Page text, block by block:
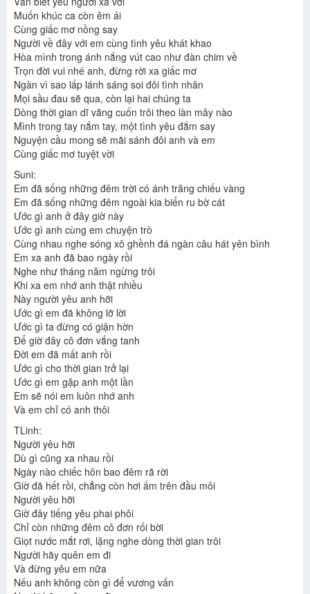
Muốn khúc ca còn êm ái
Cùng giấc mơ nồng say
Người về đây với em cùng tình yêu khát khao
Hòa mình trong ánh nắng vút cao như đàn chim về
Trọn đời vui nhé anh, đừng rời xa giấc mơ
Ngàn vì sao lấp lánh sáng soi đôi tình nhân
Mọi sầu đau sẽ qua, còn lại hai chúng ta
Dòng thời gian dĩ vãng cuốn trôi theo làn mây nào
Mình trong tay nắm tay, một tình yêu đắm say
Nguyện cầu mong sẽ mãi sánh đôi anh và em
Cùng giấc mơ tuyệt vời
Suni:
Em đã sống những đêm trời có ánh trăng chiếu vàng
Em đã sống những đêm ngoài kia biển ru bờ cát
Ước gì anh ở đây giờ này
Ước gì anh cùng em chuyện trò
Cùng nhau nghe sóng xô ghềnh đá ngàn câu hát yên bình
Em xa anh đã bao ngày rồi
Nghe như tháng năm ngừng trôi
Khi xa em nhớ anh thật nhiều
Này người yêu anh hỡi
Ước gì em đã không lỡ lời
Ước gì ta đừng có giận hờn
Để giờ đây cô đơn vắng tanh
Đời em đã mất anh rồi
Ước gì cho thời gian trở lại
Ước gì em gặp anh một lần
Em sẽ nói em luôn nhớ anh
Và em chỉ có anh thôi
TLinh:
Người yêu hỡi
Dù gì cũng xa nhau rồi
Ngày nào chiếc hôn bao đêm rã rời
Giờ đã hết rồi, chẳng còn hơi ấm trên đầu môi
Người yêu hỡi
Giờ đây tiếng yêu phai phôi
Chỉ còn những đêm cô đơn rối bời
Giọt nước mắt rơi, lặng nghe dòng thời gian trôi
Người hãy quên em đi
Và đừng yêu em nữa
Nếu anh không còn gì để vương vấn